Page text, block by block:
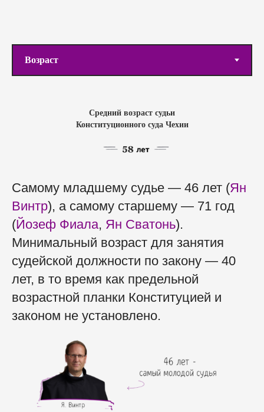
Средний возраст судьи
Конституционного суда Чехии
Самому младшему судье — 46 лет (Ян
Винтр), а самому старшему — 71 год
(Йозеф Фиала, Ян Сватонь).
Минимальный возраст для занятия
судейской должности по закону — 40
лет, в то время как предельной
возрастной планки Конституцией и
законом не установлено.